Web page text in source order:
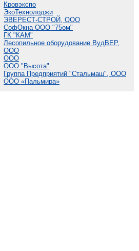
Кровэкспо
ЭкоТехнолоджи
ЭВЕРЕСТ-СТРОЙ, ООО
СофОкна ООО "75ом"
ГК "КАМ"
Лесопильное оборудование ВудВЕР,
ООО
ООО
ООО "Высота"
Группа Предприятий "Стальмаш", ООО
ООО «Пальмира»